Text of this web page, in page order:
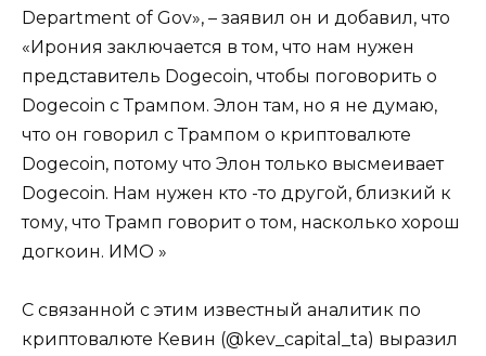
Department of Gov», – заявил он и добавил, что
«Ирония заключается в том, что нам нужен
представитель Dogecoin, чтобы поговорить о
Dogecoin с Трампом. Элон там, но я не думаю,
что он говорил с Трампом о криптовалюте
Dogecoin, потому что Элон только высмеивает
Dogecoin. Нам нужен кто -то другой, близкий к
тому, что Трамп говорит о том, насколько хорош
догкоин. ИМО »
С связанной с этим известный аналитик по
криптовалюте Кевин (@kev_capital_ta) выразил